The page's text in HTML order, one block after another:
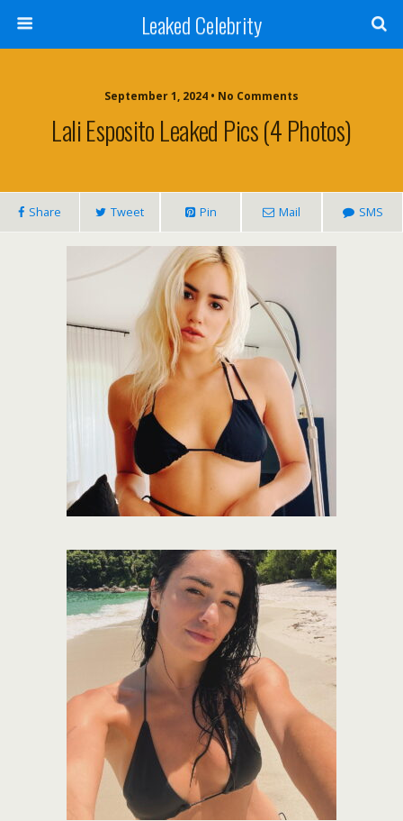
Leaked Celebrity
September 1, 2024 • No Comments
Lali Esposito Leaked Pics (4 Photos)
Share Tweet Pin Mail SMS